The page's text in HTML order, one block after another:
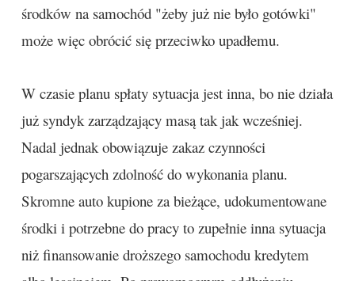
środków na samochód "żeby już nie było gotówki"
może więc obrócić się przeciwko upadłemu.
W czasie planu spłaty sytuacja jest inna, bo nie działa
już syndyk zarządzający masą tak jak wcześniej.
Nadal jednak obowiązuje zakaz czynności
pogarszających zdolność do wykonania planu.
Skromne auto kupione za bieżące, udokumentowane
środki i potrzebne do pracy to zupełnie inna sytuacja
niż finansowanie droższego samochodu kredytem